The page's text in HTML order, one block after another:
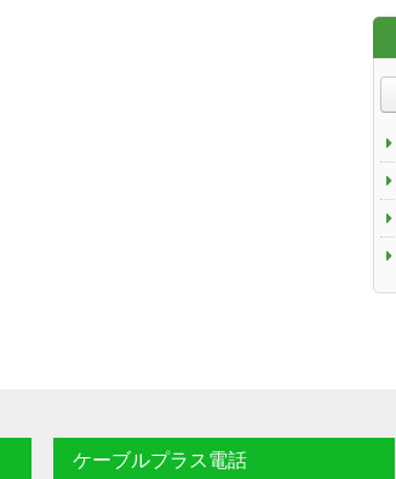
ケーブルプラス電話